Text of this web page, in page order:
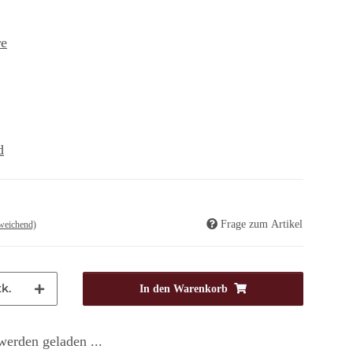
Frage zum Artikel
In den Warenkorb
geladen ...